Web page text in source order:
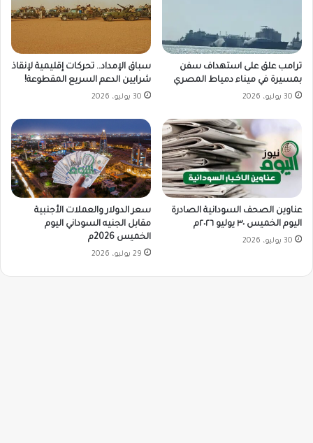
ترامب علق على استهداف سفن
بمسيرة في ميناء دمياط المصري
30 يوليو، 2026
سباق الإمداد.. تحركات إقليمية لإنقاذ
شرايين الدعم السريع المقطوعة!
30 يوليو، 2026
عناوين الصحف السودانية الصادرة
اليوم الخميس ٣٠ يوليو ٢٠٢٦م
30 يوليو، 2026
سعر الدولار والعملات الأجنبية
مقابل الجنيه السوداني اليوم
الخميس 2026م
29 يوليو، 2026